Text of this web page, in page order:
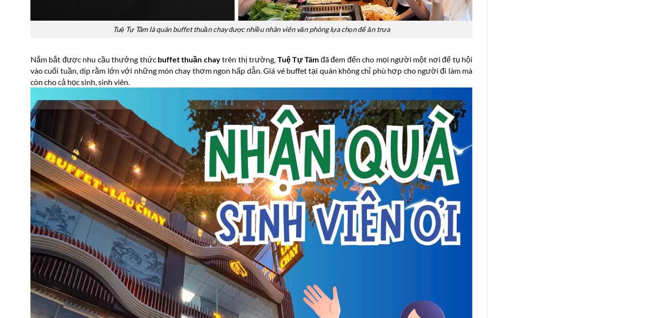
Tuệ Tự Tâm là quán buffet thuần chay được nhiều nhân viên văn phòng lựa chọn để ăn trưa
Nắm bắt được nhu cầu thưởng thức buffet thuần chaytrên thị trường, Tuệ Tự Tâm đã đem đến cho mọi người một nơi để tụ hội
vào cuối tuần, dịp rằm lớn với những món chay thơm ngon hấp dẫn. Giá vé buffet tại quán không chỉ phù hợp cho người đi làm mà
còn cho cả học sinh, sinh viên.